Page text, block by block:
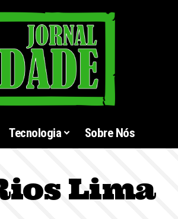
Tecnologia Sobre Nós
Lima